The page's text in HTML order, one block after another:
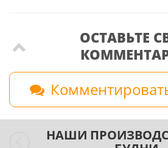
ОСТАВЬТЕ
НАШИ